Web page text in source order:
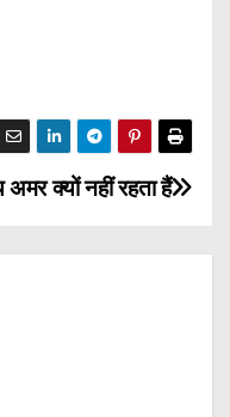
अमर क्यों नहीं रहता हैं